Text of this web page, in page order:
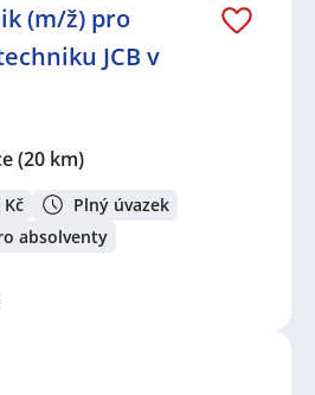
(m/ž) pro
JCB v
(20 km)
Kč
Plný úvazek
absolventy